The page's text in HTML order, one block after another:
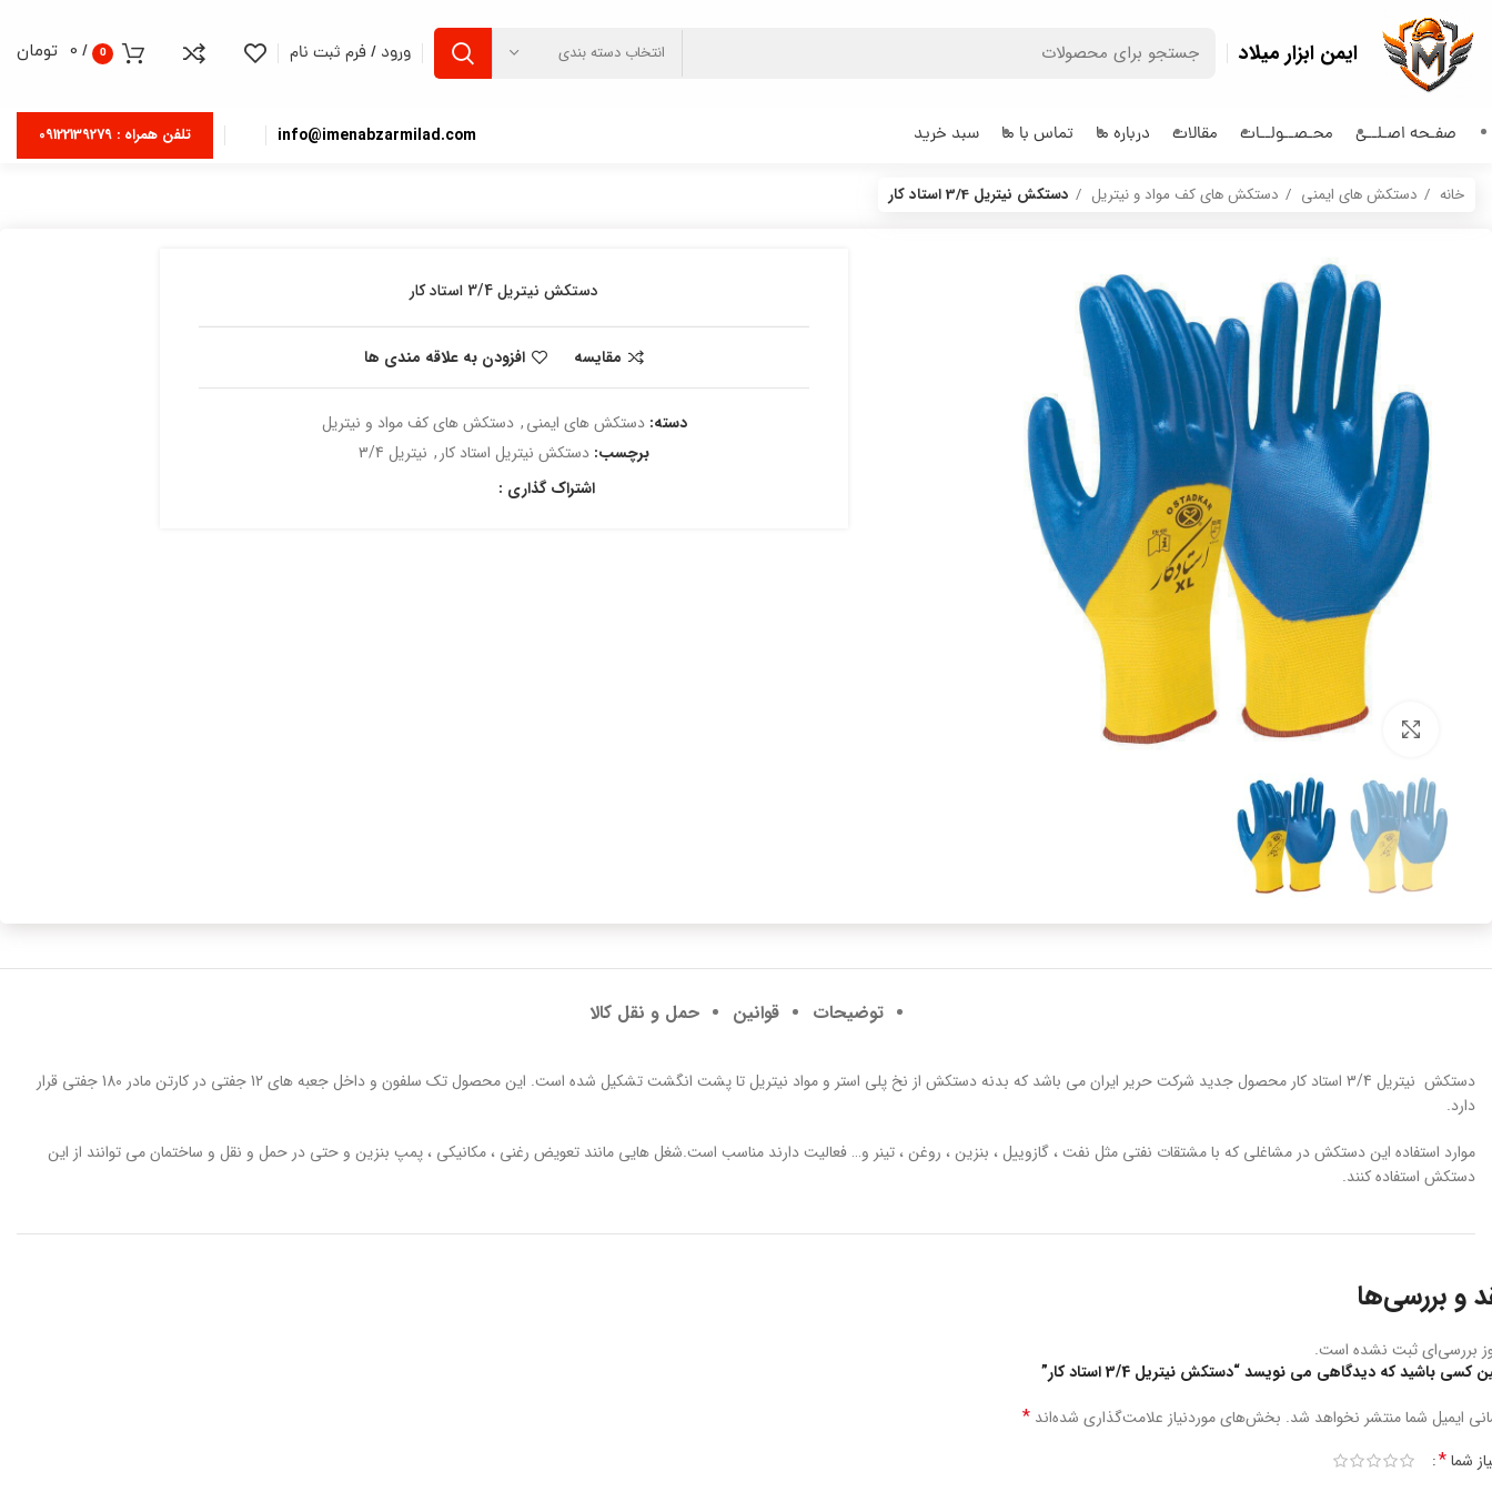
ایمن ابزار میلاد انتخاب دسته بندی ورود / فرم ثبت نام 0
/
0 تومان
صفـحه اصـلــی محـصــولــات مقالات درباره ما تماس با ما سبد خرید info@imenabzarmilad.com تلفن همراه : 09122139279
خانه دستکش های ایمنی دستکش های کف مواد و نیتریل دستکش نیتریل 3/4 استاد کار
برای بزرگنمایی کلیک کنید
دستکش نیتریل 3/4 استاد کار
مقایسه افزودن به علاقه مندی ها
دسته: دستکش های ایمنی, دستکش های کف مواد و نیتریل
برچسب: دستکش نیتریل استاد کار, نیتریل 3/4
اشتراک گذاری :
توضیحات قوانین حمل و نقل کالا
دستکش نیتریل 3/4 استاد کار محصول جدید شرکت حریر ایران می باشد که بدنه دستکش از نخ پلی استر و مواد نیتریل تا پشت انگشت تشکیل شده است. این محصول تک سلفون و داخل جعبه های 12 جفتی در کارتن مادر 180 جفتی قرار
دارد.
موارد استفاده این دستکش در مشاغلی که با مشتقات نفتی مثل نفت ، گازوییل ، بنزین ، روغن ، تینر و… فعالیت دارند مناسب است.شغل هایی مانند تعویض رغنی ، مکانیکی ، پمپ بنزین و حتی در حمل و نقل و ساختمان می توانند از این
دستکش استفاده کنند.
و بررسی‌ها
بررسی‌ای ثبت نشده است.
کسی باشید که دیدگاهی می نویسد “دستکش نیتریل 3/4 استاد کار”
ایمیل شما منتشر نخواهد شد. بخش‌های موردنیاز علامت‌گذاری شده‌اند *
شما*